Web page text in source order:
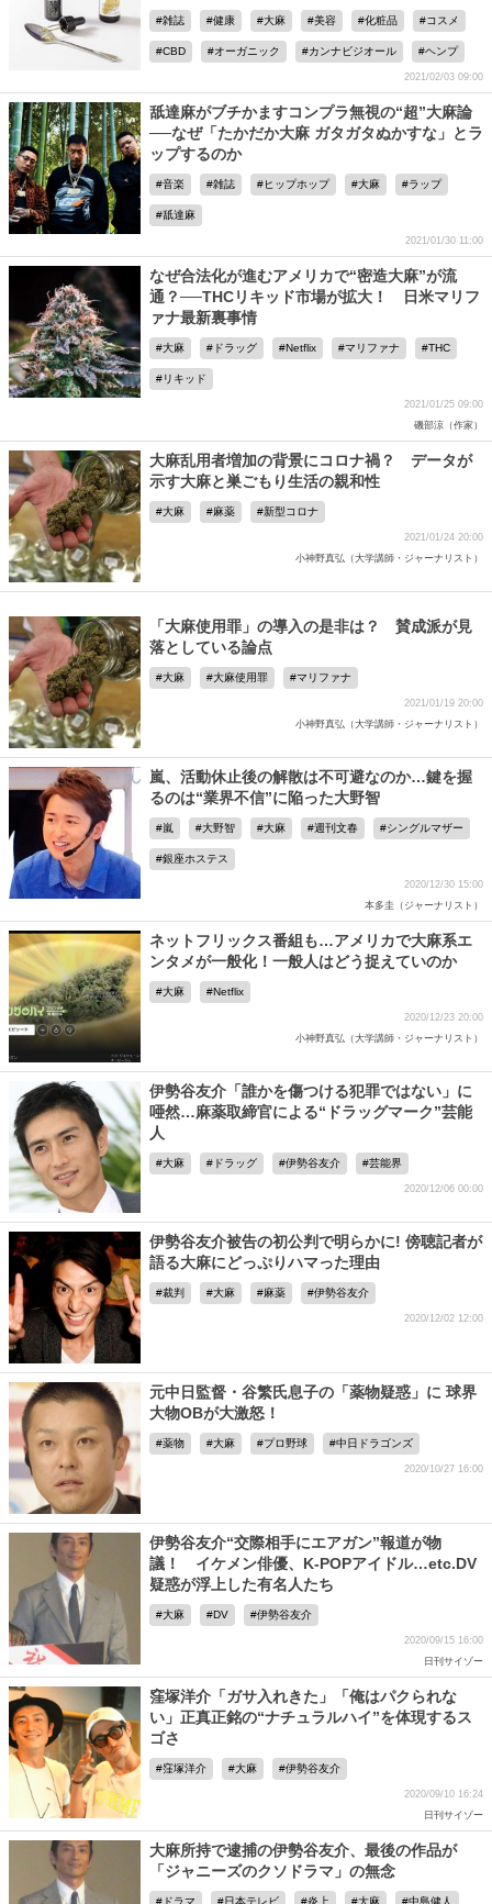
雑誌 健康 大麻 美容 化粧品 コスメ
CBD オーガニック カンナビジオール ヘンプ
2021/02/03 09:00
舐達麻がブチかますコンプラ無視の“超”大麻論
──なぜ「たかだか大麻 ガタガタぬかすな」とラ
ップするのか
音楽 雑誌 ヒップホップ 大麻 ラップ
舐達麻
2021/01/30 11:00
なぜ合法化が進むアメリカで“密造大麻”が流
通？──THCリキッド市場が拡大！ 日米マリフ
ァナ最新裏事情
大麻 ドラッグ Netflix マリファナ THC
リキッド
2021/01/25 09:00
磯部涼（作家）
大麻乱用者増加の背景にコロナ禍？ データが
示す大麻と巣ごもり生活の親和性
大麻 麻薬 新型コロナ
2021/01/24 20:00
小神野真弘（大学講師・ジャーナリスト）
「大麻使用罪」の導入の是非は？ 賛成派が見
落としている論点
大麻 大麻使用罪 マリファナ
2021/01/19 20:00
小神野真弘（大学講師・ジャーナリスト）
嵐、活動休止後の解散は不可避なのか…鍵を握
るのは“業界不信”に陥った大野智
嵐 大野智 大麻 週刊文春 シングルマザー
銀座ホステス
2020/12/30 15:00
本多圭（ジャーナリスト）
ネットフリックス番組も…アメリカで大麻系エ
ンタメが一般化！一般人はどう捉えていのか
大麻 Netflix
2020/12/23 20:00
小神野真弘（大学講師・ジャーナリスト）
伊勢谷友介「誰かを傷つける犯罪ではない」に
唖然…麻薬取締官による“ドラッグマーク”芸能
人
大麻 ドラッグ 伊勢谷友介 芸能界
2020/12/06 00:00
伊勢谷友介被告の初公判で明らかに! 傍聴記者が
語る大麻にどっぷりハマった理由
裁判 大麻 麻薬 伊勢谷友介
2020/12/02 12:00
元中日監督・谷繁氏息子の「薬物疑惑」に 球界
大物OBが大激怒！
薬物 大麻 プロ野球 中日ドラゴンズ
2020/10/27 16:00
伊勢谷友介“交際相手にエアガン”報道が物
議！ イケメン俳優、K-POPアイドル…etc.DV
疑惑が浮上した有名人たち
大麻 DV 伊勢谷友介
2020/09/15 16:00
日刊サイゾー
窪塚洋介「ガサ入れきた」「俺はパクられな
い」正真正銘の“ナチュラルハイ”を体現するス
ゴさ
窪塚洋介 大麻 伊勢谷友介
2020/09/10 16:24
日刊サイゾー
大麻所持で逮捕の伊勢谷友介、最後の作品が
「ジャニーズのクソドラマ」の無念
ドラマ 日本テレビ 炎上 大麻 中島健人